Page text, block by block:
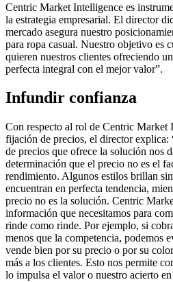
Centric Market Intelligence es
la estrategia empresarial. El director
mercado asegura nuestro
para ropa casual. Nuestro objetivo es
quieren nuestros clientes ofreciendo
perfecta integral con el mejor valor”.
Infundir confianza
Con respecto al rol de Centric Market
fijación de precios, el director explica:
de precios que ofrece la solución nos
determinación que el precio no es el
rendimiento. Algunos estilos brillan
encuentran en perfecta tendencia,
precio no es la solución. Centric
información que necesitamos para
rinde como rinde. Por ejemplo, si
menos que la competencia, podemos
vende bien por su precio o por su
más a los clientes. Esto nos permite
lo impulsa el valor o nuestro acierto